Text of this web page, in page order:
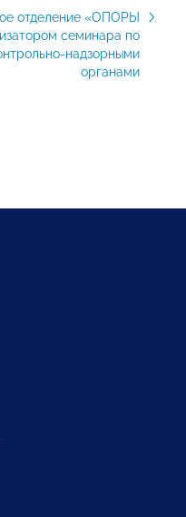
отделение «ОПОРЫ
семинара по
надзорными
органами